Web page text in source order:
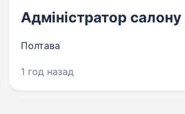
Адміністратор
Полтава
1 год назад